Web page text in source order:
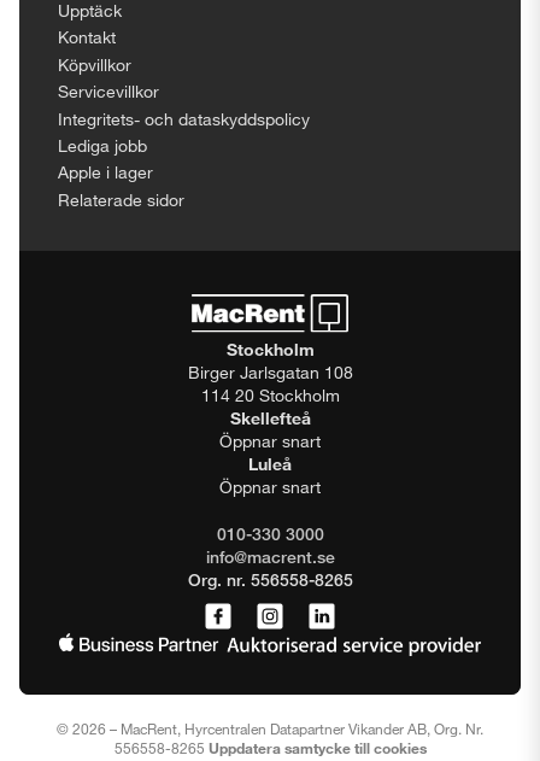
Upptäck
Kontakt
Köpvillkor
Servicevillkor
Integritets- och dataskyddspolicy
Lediga jobb
Apple i lager
Relaterade sidor
Stockholm
Birger Jarlsgatan 108
114 20 Stockholm
Skellefteå
Öppnar snart
Luleå
Öppnar snart
010-330 3000
info@macrent.se
Org. nr. 556558-8265
© 2026 – MacRent, Hyrcentralen Datapartner Vikander AB, Org. Nr.
556558-8265 Uppdatera samtycke till cookies